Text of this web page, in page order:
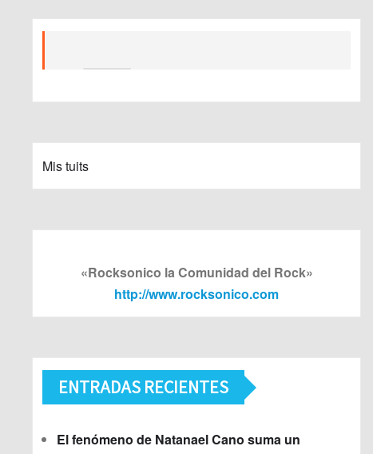
Mis tuits
«Rocksonico la Comunidad del Rock»
http://www.rocksonico.com
ENTRADAS RECIENTES
El fenómeno de Natanael Cano suma un